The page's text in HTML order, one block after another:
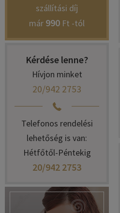
szállítási díj
már 990 Ft -tól
Kérdése lenne?
Hívjon minket
20/942 2753
Telefonos rendelési
lehetőség is van:
Hétfőtől-Péntekig
20/942 2753